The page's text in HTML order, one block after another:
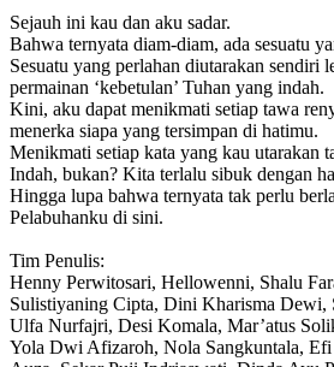
Sejauh ini kau dan aku sadar.
Bahwa ternyata diam-diam, ada sesuatu
Sesuatu yang perlahan diutarakan sendiri
permainan ‘kebetulan’ Tuhan yang indah.
Kini, aku dapat menikmati setiap tawa
menerka siapa yang tersimpan di hatimu.
Menikmati setiap kata yang kau utarakan
Indah, bukan? Kita terlalu sibuk dengan
Hingga lupa bahwa ternyata tak perlu
Pelabuhanku di sini.
Tim Penulis:
Henny Perwitosari, Hellowenni, Shalu
Sulistiyaning Cipta, Dini Kharisma Dewi,
Ulfa Nurfajri, Desi Komala, Mar’atus
Yola Dwi Afizaroh, Nola Sangkuntala, Efi